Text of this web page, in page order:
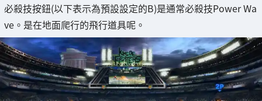
必殺技按鈕(以下表示為預設設定的B)是通常必殺技Power Wa
ve。是在地面爬行的飛行道具呢。